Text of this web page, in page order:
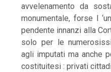
avvelenamento da
monumentale, forse l
pendente innanzi alla
solo per le
agli imputati ma anche
costituitesi : privati